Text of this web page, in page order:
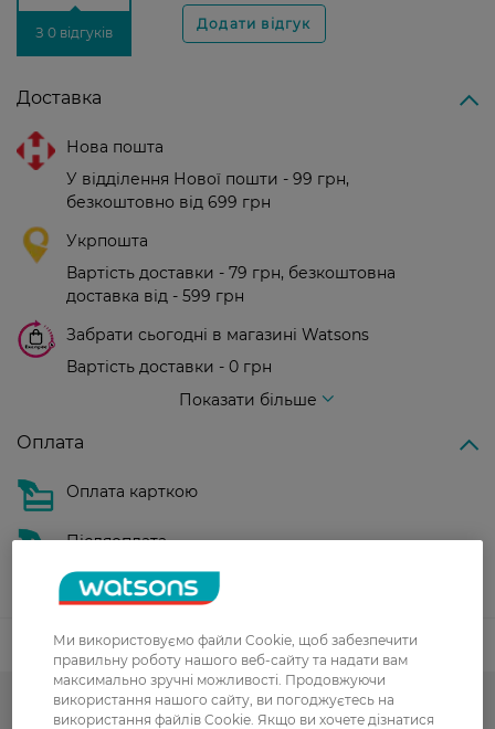
З 0 відгуків
Доставка
Нова пошта
У відділення Нової пошти - 99 грн,
безкоштовно від 699 грн
Укрпошта
Вартість доставки - 79 грн, безкоштовна
доставка від - 599 грн
Забрати сьогодні в магазині Watsons
Вартість доставки - 0 грн
Показати більше
Оплата
Оплата карткою
Післяоплата
Показати більше
Код товару
Жіночі колготки
Ми використовуємо файли Cookie, щоб забезпечити
правильну роботу нашого веб-сайту та надати вам
максимально зручні можливості. Продовжуючи
використання нашого сайту, ви погоджуєтесь на
використання файлів Cookie. Якщо ви хочете дізнатися